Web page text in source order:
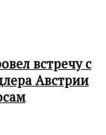
встречу с
Австрии